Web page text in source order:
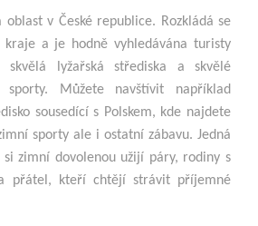
oblast v České republice. Rozkládá se
kraje a je hodně vyhledávána turisty
skvělá lyžařská střediska a skvělé
Můžete navštívit například
sousedící s Polskem, kde najdete
sporty ale i ostatní zábavu. Jedná
zimní dovolenou užijí páry, rodiny s
přátel, kteří chtějí strávit příjemné